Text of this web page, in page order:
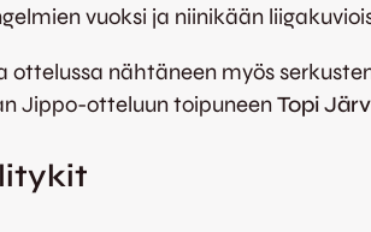
vuoksi ja niinikään
ottelussa nähtäneen myös
Jippo-otteluun toipuneenTopi